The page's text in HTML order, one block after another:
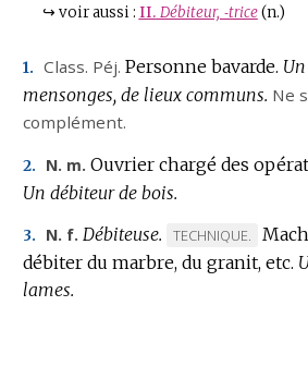
↪ voir aussi : II. Débiteur, ‑trice (n.)
1. Class. Péj. Personne bavarde.
mensonges, de lieux communs. Ne
complément.
2. N. m. Ouvrier chargé des
Un débiteur de bois.
3. N. f. Débiteuse.
MARQUE
DE
TECHNIQUE.
débiter du marbre, du granit, etc.
lames.